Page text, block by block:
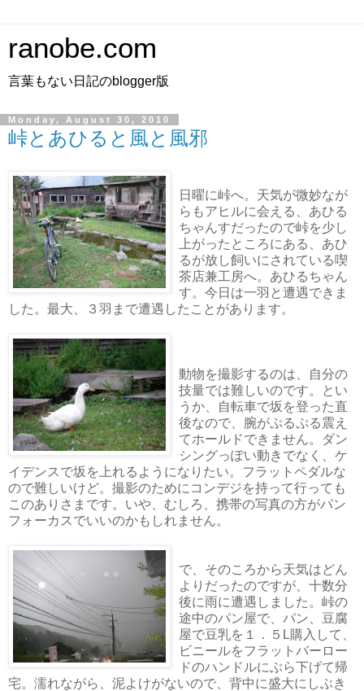
ranobe.com
言葉もない日記のblogger版
Monday, August 30, 2010
峠とあひると風と風邪
日曜に峠へ。天気が微妙なが
らもアヒルに会える、あひる
ちゃんすだったので峠を少し
上がったところにある、あひ
るが放し飼いにされている喫
茶店兼工房へ。あひるちゃん
す。今日は一羽と遭遇できま
した。最大、３羽まで遭遇したことがあります。
動物を撮影するのは、自分の
技量では難しいのです。とい
うか、自転車で坂を登った直
後なので、腕がぷるぷる震え
てホールドできません。ダン
シングっぽい動きでなく、ケ
イデンスで坂を上れるようになりたい。フラットペダルな
ので難しいけど。撮影のためにコンデジを持って行っても
このありさまです。いや、むしろ、携帯の写真の方がパン
フォーカスでいいのかもしれません。
で、そのころから天気はどん
よりだったのですが、十数分
後に雨に遭遇しました。峠の
途中のパン屋で、パン、豆腐
屋で豆乳を１．５L購入して、
ビニールをフラットバーロー
ドのハンドルにぶら下げて帰
宅。濡れながら、泥よけがないので、背中に盛大にしぶき